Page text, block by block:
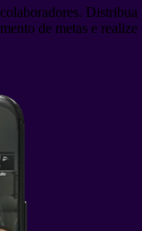
Distribua
de metas e realize